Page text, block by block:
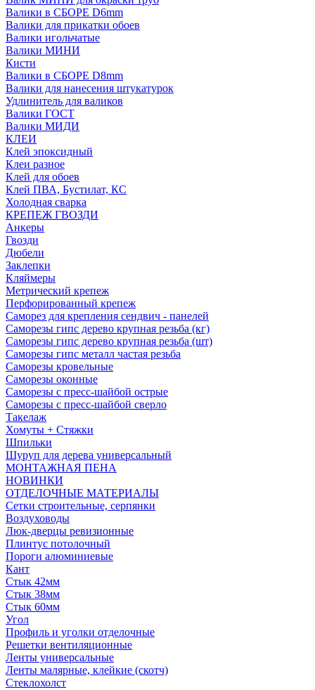
Валики в СБОРЕ D6mm
Валики для прикатки обоев
Валики игольчатые
Валики МИНИ
Кисти
Валики в СБОРЕ D8mm
Валики для нанесения штукатурок
Удлинитель для валиков
Валики ГОСТ
Валики МИДИ
КЛЕИ
Клей эпоксидный
Клеи разное
Клей для обоев
Клей ПВА, Бустилат, КС
Холодная сварка
КРЕПЕЖ ГВОЗДИ
Анкеры
Гвозди
Дюбели
Заклепки
Кляймеры
Метрический крепеж
Перфорированный крепеж
Саморез для крепления сендвич - панелей
Саморезы гипс дерево крупная резьба (кг)
Саморезы гипс дерево крупная резьба (шт)
Саморезы гипс металл частая резьба
Саморезы кровельные
Саморезы оконные
Саморезы с пресс-шайбой острые
Саморезы с пресс-шайбой сверло
Такелаж
Хомуты + Стяжки
Шпильки
Шуруп для дерева универсальный
МОНТАЖНАЯ ПЕНА
НОВИНКИ
ОТДЕЛОЧНЫЕ МАТЕРИАЛЫ
Сетки строительные, серпянки
Воздуховоды
Люк-дверцы ревизионные
Плинтус потолочный
Пороги алюминиевые
Кант
Стык 42мм
Стык 38мм
Стык 60мм
Угол
Профиль и уголки отделочные
Решетки вентиляционные
Ленты универсальные
Ленты малярные, клейкие (скотч)
Стеклохолст